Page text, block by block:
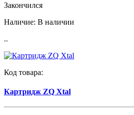
Закончился
Наличие: В наличии
..
Код товара:
Картридж ZQ Xtal